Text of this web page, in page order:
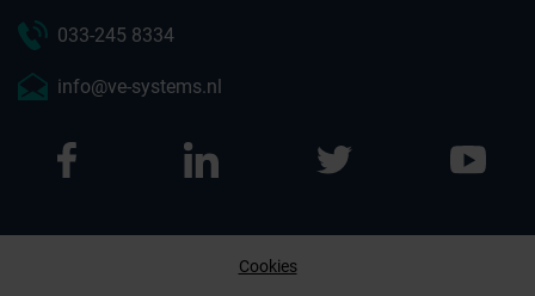
033-245 8334
info@ve-systems.nl
Cookies